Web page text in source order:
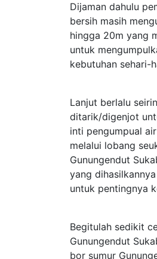
Dijaman dahulu
bersih masih
hingga 20m yang
untuk
kebutuhan sehari-
Lanjut berlalu
ditarik/digenjot
inti pengumpual
melalui lobang
Gunungendut
yang
untuk pentingnya
Begitulah sedikit
Gunungendut
bor sumur